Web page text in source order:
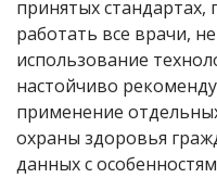
принятых
работать все врачи,
использование
настойчиво
применение
охраны здоровья
данных с